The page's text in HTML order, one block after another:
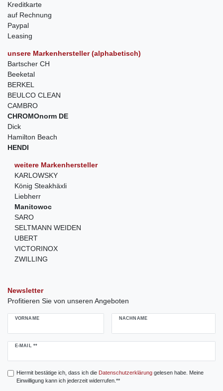
Kreditkarte
auf Rechnung
Paypal
Leasing
unsere Markenhersteller (alphabetisch)
Bartscher CH
Beeketal
BERKEL
BEULCO CLEAN
CAMBRO
CHROMOnorm DE
Dick
Hamilton Beach
HENDI
weitere Markenhersteller
KARLOWSKY
König Steakhäxli
Liebherr
Manitowoc
SARO
SELTMANN WEIDEN
UBERT
VICTORINOX
ZWILLING
Newsletter
Profitieren Sie von unseren Angeboten
VORNAME NACHNAME
E-MAIL **
Newsletter
Hiermit bestätige ich, dass ich die Daten­schutz­erklärunggelesen habe. Meine
Einwilligung kann ich jederzeit widerrufen.**